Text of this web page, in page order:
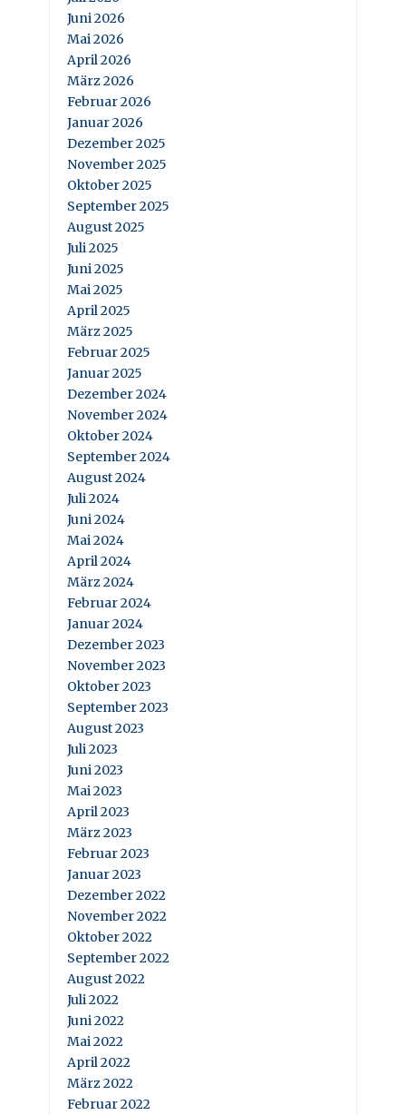
Juni 2026
Mai 2026
April 2026
März 2026
Februar 2026
Januar 2026
Dezember 2025
November 2025
Oktober 2025
September 2025
August 2025
Juli 2025
Juni 2025
Mai 2025
April 2025
März 2025
Februar 2025
Januar 2025
Dezember 2024
November 2024
Oktober 2024
September 2024
August 2024
Juli 2024
Juni 2024
Mai 2024
April 2024
März 2024
Februar 2024
Januar 2024
Dezember 2023
November 2023
Oktober 2023
September 2023
August 2023
Juli 2023
Juni 2023
Mai 2023
April 2023
März 2023
Februar 2023
Januar 2023
Dezember 2022
November 2022
Oktober 2022
September 2022
August 2022
Juli 2022
Juni 2022
Mai 2022
April 2022
März 2022
Februar 2022